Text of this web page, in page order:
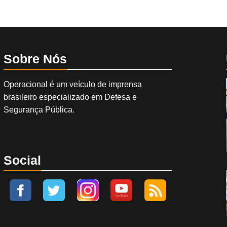
Sobre Nós
Operacional é um veículo de imprensa
brasileiro especializado em Defesa e
Segurança Pública.
Social